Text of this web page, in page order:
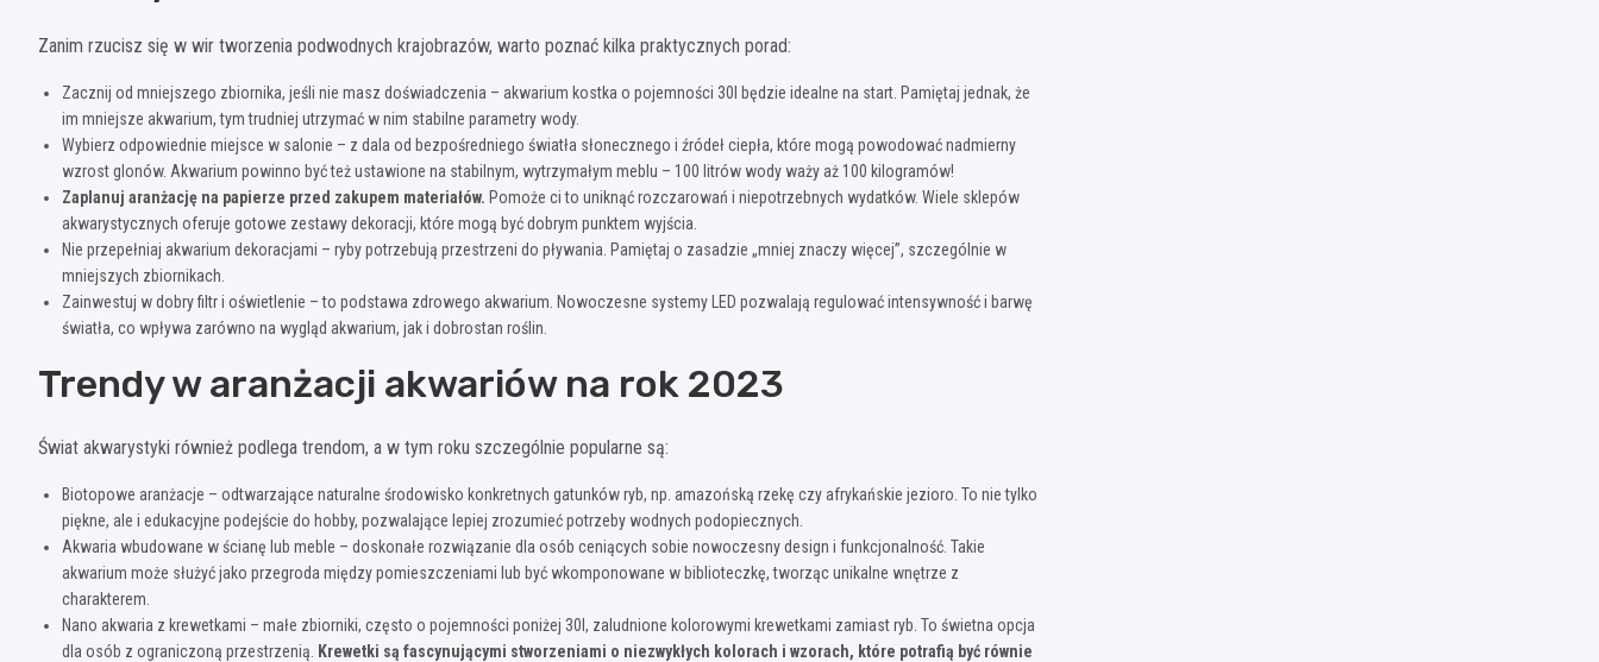
Zanim rzucisz się w wir tworzenia podwodnych krajobrazów, warto poznać kilka praktycznych porad:
Zacznij od mniejszego zbiornika, jeśli nie masz doświadczenia – akwarium kostka o pojemności 30l będzie idealne na start. Pamiętaj jednak, że
im mniejsze akwarium, tym trudniej utrzymać w nim stabilne parametry wody.
Wybierz odpowiednie miejsce w salonie – z dala od bezpośredniego światła słonecznego i źródeł ciepła, które mogą powodować nadmierny
wzrost glonów. Akwarium powinno być też ustawione na stabilnym, wytrzymałym meblu – 100 litrów wody waży aż 100 kilogramów!
Zaplanuj aranżację na papierze przed zakupem materiałów. Pomoże ci to uniknąć rozczarowań i niepotrzebnych wydatków. Wiele sklepów
akwarystycznych oferuje gotowe zestawy dekoracji, które mogą być dobrym punktem wyjścia.
Nie przepełniaj akwarium dekoracjami – ryby potrzebują przestrzeni do pływania. Pamiętaj o zasadzie „mniej znaczy więcej”, szczególnie w
mniejszych zbiornikach.
Zainwestuj w dobry filtr i oświetlenie – to podstawa zdrowego akwarium. Nowoczesne systemy LED pozwalają regulować intensywność i barwę
światła, co wpływa zarówno na wygląd akwarium, jak i dobrostan roślin.
Trendy w aranżacji akwariów na rok 2023
Świat akwarystyki również podlega trendom, a w tym roku szczególnie popularne są:
Biotopowe aranżacje – odtwarzające naturalne środowisko konkretnych gatunków ryb, np. amazońską rzekę czy afrykańskie jezioro. To nie tylko
piękne, ale i edukacyjne podejście do hobby, pozwalające lepiej zrozumieć potrzeby wodnych podopiecznych.
Akwaria wbudowane w ścianę lub meble – doskonałe rozwiązanie dla osób ceniących sobie nowoczesny design i funkcjonalność. Takie
akwarium może służyć jako przegroda między pomieszczeniami lub być wkomponowane w biblioteczkę, tworząc unikalne wnętrze z
charakterem.
Nano akwaria z krewetkami – małe zbiorniki, często o pojemności poniżej 30l, zaludnione kolorowymi krewetkami zamiast ryb. To świetna opcja
dla osób z ograniczoną przestrzenią.
Krewetki są fascynującymi stworzeniami o niezwykłych kolorach i wzorach, które potrafią być równie